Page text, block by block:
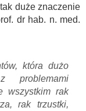
duże znaczenie
dr hab. n. med.
która dużo
wszystkim rak
rak trzustki,